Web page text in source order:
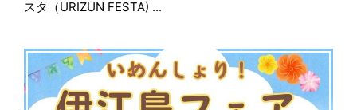
スタ（URIZUN FESTA) ...